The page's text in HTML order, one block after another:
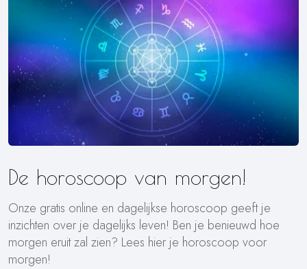
De horoscoop van morgen!
Onze gratis online en dagelijkse horoscoop geeft je
inzichten over je dagelijks leven! Ben je benieuwd hoe
morgen eruit zal zien? Lees hier je horoscoop voor
morgen!